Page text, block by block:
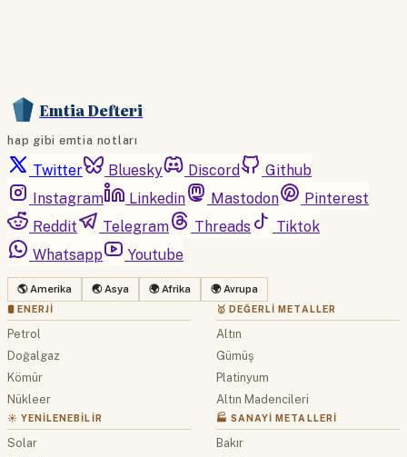
Emtia Defteri
hap gibi emtia notları
Twitter Bluesky Discord
Github
Instagram
Linkedin Mastodon
Pinterest
Reddit
Telegram Threads
Tiktok
Whatsapp
Youtube
🌎 Amerika 🌏 Asya 🌍 Afrika 🌍 Avrupa
🛢 ENERJI
Petrol
Doğalgaz
Kömür
Nükleer
☀️ YENILENEBILIR
Solar
🥇 DEĞERLI METALLER
Altın
Gümüş
Platinyum
Altın Madencileri
🏭 SANAYI METALLERI
Bakır